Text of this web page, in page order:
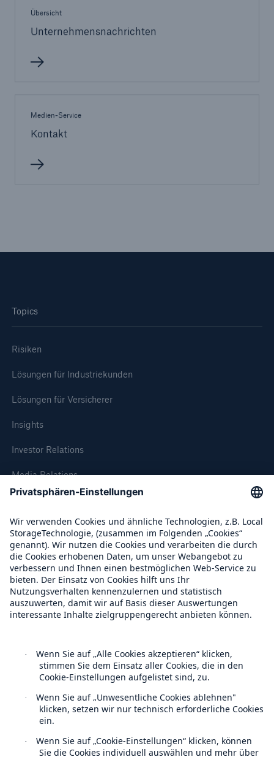
Übersicht
Unternehmensnachrichten
Medien-Service
Kontakt
Topics
Risiken
Lösungen für Industriekunden
Lösungen für Versicherer
Insights
Investor Relations
Media Relations
Compliance
Über Munich Re
Munich Re Weltweit
CLARA reduziert die Wartezeit bis zur
Leistungsentscheidung in der BU-
600 bn
MIRA Digital Suite